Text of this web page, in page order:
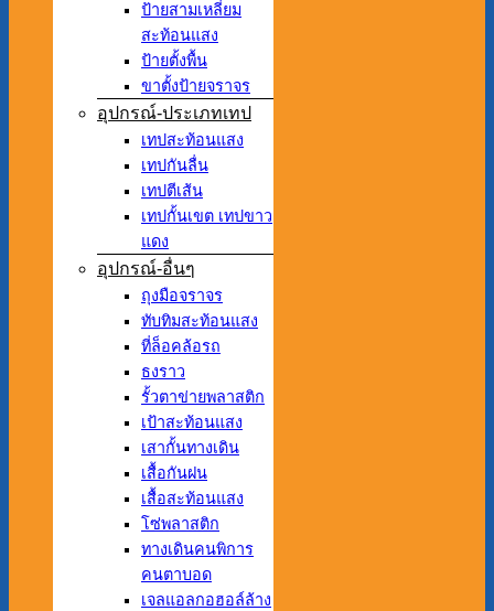
ป้ายสามเหลี่ยม
สะท้อนแสง
ป้ายตั้งพื้น
ขาตั้งป้ายจราจร
อุปกรณ์-ประเภทเทป
เทปสะท้อนแสง
เทปกันลื่น
เทปตีเส้น
เทปกั้นเขต เทปขาว
แดง
อุปกรณ์-อื่นๆ
ถุงมือจราจร
ทับทิมสะท้อนแสง
ที่ล็อคล้อรถ
ธงราว
รั้วตาข่ายพลาสติก
เป้าสะท้อนแสง
เสากั้นทางเดิน
เสื้อกันฝน
เสื้อสะท้อนแสง
โซ่พลาสติก
ทางเดินคนพิการ
คนตาบอด
เจลแอลกอฮอล์ล้าง